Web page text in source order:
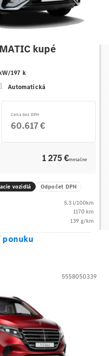
kupé
/197 k
Automatická
Cena bez DPH
60.617 €
1 275 €mesačne
vozidlá Odpočet DPH
5.3 l/100km
1170 km
139 g/km
5558050339